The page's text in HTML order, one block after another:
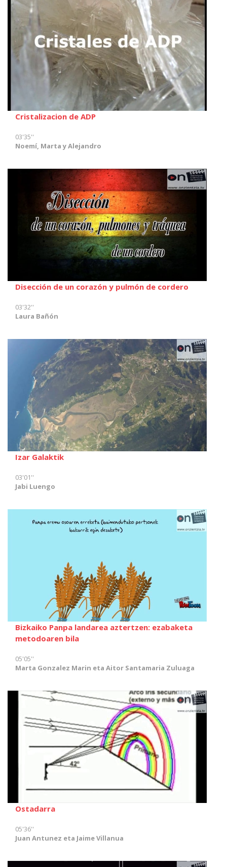
Cristalizacion de ADP
03'35''
Noemí, Marta y Alejandro
Disección de un corazón y pulmón de cordero
03'32''
Laura Bañón
Izar Galaktik
03'01''
Jabi Luengo
Bizkaiko Panpa landarea aztertzen: ezabaketa
metodoaren bila
05'05''
Marta Gonzalez Marin eta Aitor Santamaria Zuluaga
Ostadarra
05'36''
Juan Antunez eta Jaime Villanua